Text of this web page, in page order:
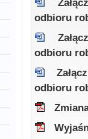
odbioru
odbioru
odbioru